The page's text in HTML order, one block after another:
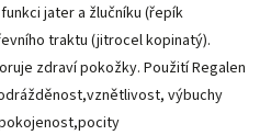
jater a žlučníku (řepík
traktu (jitrocel kopinatý).
zdraví pokožky. Použití Regalen
výbuchy